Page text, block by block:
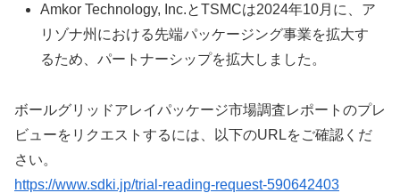
Amkor Technology, Inc.とTSMCは2024年10月に、ア
リゾナ州における先端パッケージング事業を拡大す
るため、パートナーシップを拡大しました。
ボールグリッドアレイパッケージ市場調査レポートのプレ
ビューをリクエストするには、以下のURLをご確認くだ
さい。
https://www.sdki.jp/trial-reading-request-590642403